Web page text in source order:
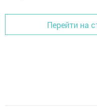
Перейти на